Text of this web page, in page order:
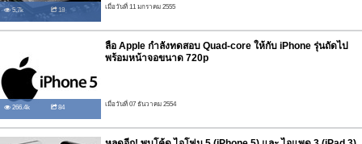
5.7k 18 เมื่อวันที่ 11 มกราคม 2555
266.4k 84
ลือ Apple กำลังทดสอบ Quad-core ให้กับ iPhone รุ่นถัดไป
พร้อมหน้าจอขนาด 720p
เมื่อวันที่ 07 ธันวาคม 2554